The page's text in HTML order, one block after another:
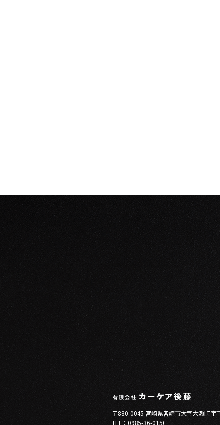
〒880-0045 宮崎県宮崎市大字大瀬町字
TEL：0985-36-0150